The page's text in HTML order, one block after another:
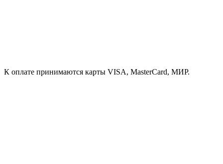
К оплате принимаются карты VISA, MasterCard, МИР.